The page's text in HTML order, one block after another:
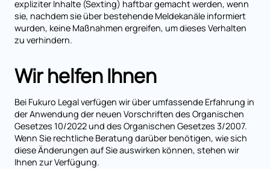
expliziter Inhalte (Sexting) haftbar gemacht werden, wenn
sie, nachdem sie über bestehende Meldekanäle informiert
wurden, keine Maßnahmen ergreifen, um dieses Verhalten
zu verhindern.
Wir helfen Ihnen
Bei Fukuro Legal verfügen wir über umfassende Erfahrung in
der Anwendung der neuen Vorschriften des Organischen
Gesetzes 10/2022 und des Organischen Gesetzes 3/2007.
Wenn Sie rechtliche Beratung darüber benötigen, wie sich
diese Änderungen auf Sie auswirken können, stehen wir
Ihnen zur Verfügung.